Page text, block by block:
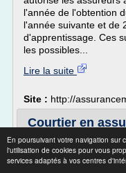
En poursuivant votre navigation sur
l'utilisation de cookies pour vous
services adaptés à vos centres
l'année de l'obtention
l'année suivante et de
d'apprentissage. Ces
les possibles...
Lire la suite
Site : http://
Courtier en
Toulon - -
Courtier en assurance